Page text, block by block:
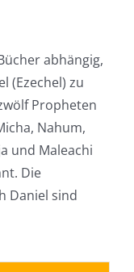
abhängig,
(Ezechel) zu
Propheten
Nahum,
und Maleachi
Die
Daniel sind